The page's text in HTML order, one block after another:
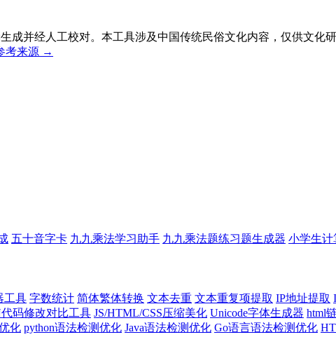
成并经人工校对。本工具涉及中国传统民俗文化内容，仅供文化
考来源 →
五十音字卡 九九乘法学习助手 九九乘法题练习题生成器 小学生计
工具 字数统计 简体繁体转换 文本去重 文本重复项提取 IP地址提取
代码修改对比工具 JS/HTML/CSS压缩美化 Unicode字体生成器 html
化 python语法检测优化 Java语法检测优化 Go语言语法检测优化